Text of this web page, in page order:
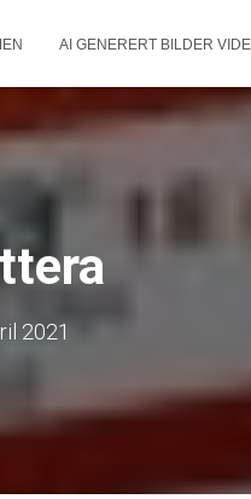
AI GENERERT BILDER
2021